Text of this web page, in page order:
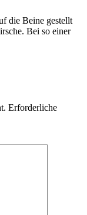
die Beine gestellt
Bei so einer
Erforderliche